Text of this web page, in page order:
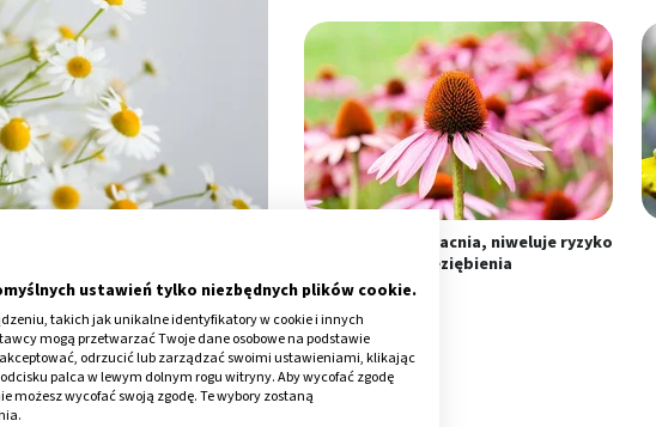
Regeneruje, wzmacnia, niweluje ryzyko
przeziębienia
ustawień tylko niezbędnych plików cookie.
takich jak unikalne identyfikatory w cookie i innych
mogą przetwarzać Twoje dane osobowe na podstawie
odrzucić lub zarządzać swoimi ustawieniami, klikając
palca w lewym dolnym rogu witryny. Aby wycofać zgodę
możesz wycofać swoją zgodę. Te wybory zostaną